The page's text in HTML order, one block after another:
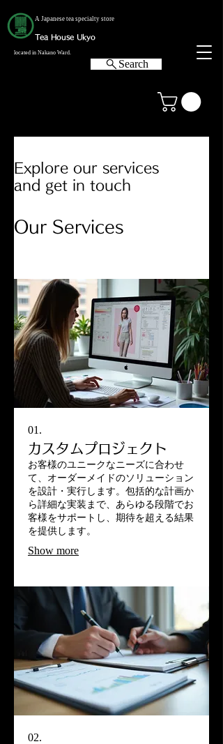
A Japanese tea specialty store
Tea House Ukyo
located in Nakano Ward.
Search
Explore our services
and get in touch
Our Services
01.
カスタムプロジェクト
お客様のユニークなニーズに合わせ
て、オーダーメイドのソリューション
を設計・実行します。包括的な計画か
ら詳細な実装まで、あらゆる段階でお
客様をサポートし、期待を超える結果
を提供します。
Show more
02.